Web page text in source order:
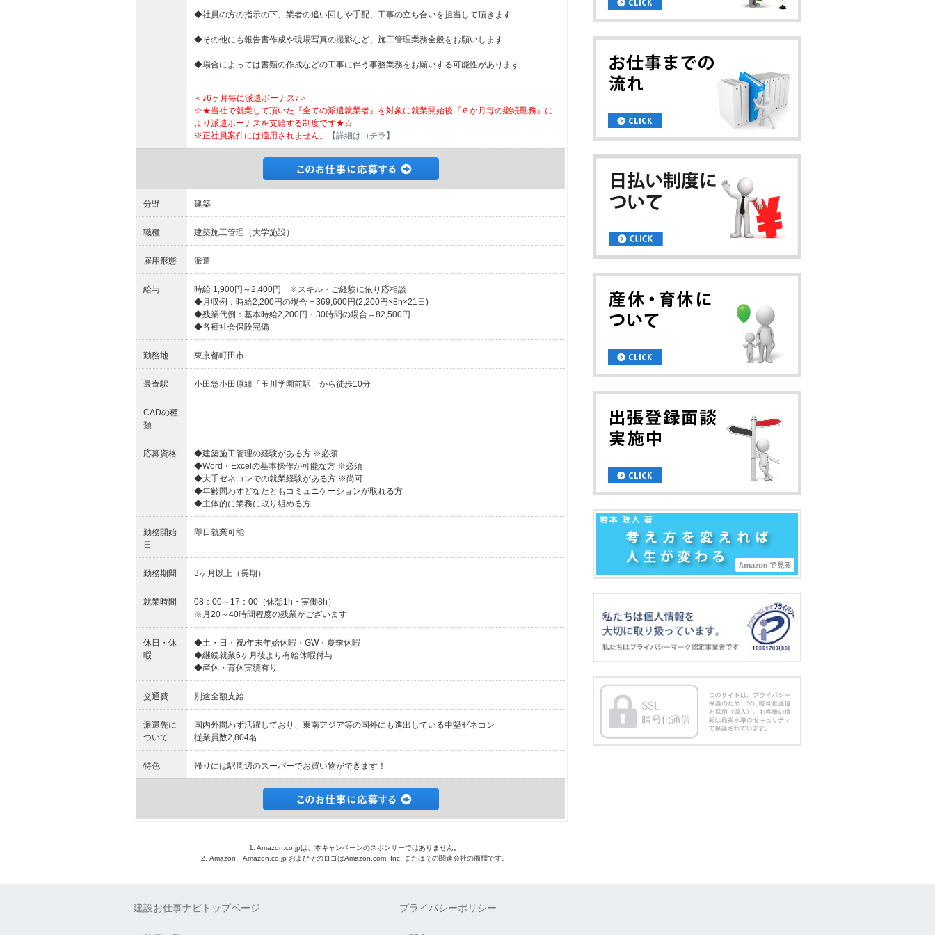
◆社員の方の指示の下、業者の追い回しや手配、工事の立ち合いを担当して頂きます
◆その他にも報告書作成や現場写真の撮影など、施工管理業務全般をお願いします
◆場合によっては書類の作成などの工事に伴う事務業務をお願いする可能性があります
＜♪6ヶ月毎に派遣ボーナス♪＞
☆★当社で就業して頂いた『全ての派遣就業者』を対象に就業開始後『６か月毎の継続勤務』に
より派遣ボーナスを支給する制度です★☆
※正社員案件には適用されません。
【詳細はコチラ】
分野 建築
職種 建築施工管理（大学施設）
雇用形態 派遣
給与
時給 1,900円～2,400円 ※スキル・ご経験に依り応相談
◆月収例：時給2,200円の場合＝369,600円(2,200円×8h×21日)
◆残業代例：基本時給2,200円・30時間の場合＝82,500円
◆各種社会保険完備
勤務地 東京都町田市
最寄駅 小田急小田原線「玉川学園前駅」から徒歩10分
CADの種
類
応募資格
◆建築施工管理の経験がある方 ※必須
◆Word・Excelの基本操作が可能な方 ※必須
◆大手ゼネコンでの就業経験がある方 ※尚可
◆年齢問わずどなたともコミュニケーションが取れる方
◆主体的に業務に取り組める方
勤務開始
日
即日就業可能
勤務期間 3ヶ月以上（長期）
就業時間
08：00～17：00（休憩1h・実働8h）
※月20～40時間程度の残業がございます
休日・休
暇
◆土・日・祝/年末年始休暇・GW・夏季休暇
◆継続就業6ヶ月後より有給休暇付与
◆産休・育休実績有り
交通費 別途全額支給
派遣先に
ついて
国内外問わず活躍しており、東南アジア等の国外にも進出している中堅ゼネコン
従業員数2,804名
特色 帰りには駅周辺のスーパーでお買い物ができます！
1. Amazon.co.jpは、本キャンペーンのスポンサーではありません。
2. Amazon、Amazon.co.jp およびそのロゴはAmazon.com, Inc. またはその関連会社の商標です。
建設お仕事ナビトップページ プライバシーポリシー